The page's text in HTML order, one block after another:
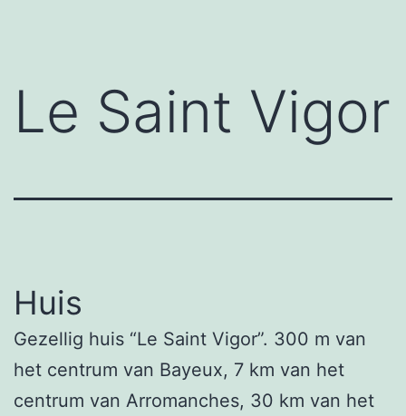
Le Saint Vigor
Huis
Gezellig huis “Le Saint Vigor”. 300 m van
het centrum van Bayeux, 7 km van het
centrum van Arromanches, 30 km van het